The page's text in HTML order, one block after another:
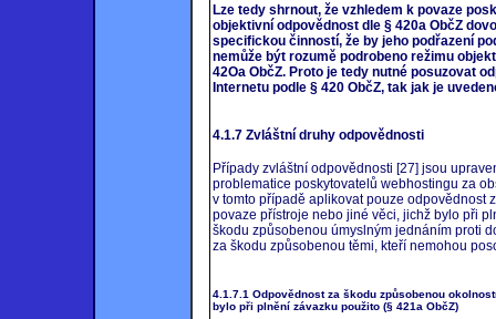
Lze tedy shrnout, že vzhledem k povaze
objektivní odpovědnost dle § 420a ObčZ
specifickou činností, že by jeho podřazení
nemůže být rozumě podrobeno režimu
42Oa ObčZ. Proto je tedy nutné posuzovat
Internetu podle § 420 ObčZ, tak jak je
4.1.7 Zvláštní druhy odpovědnosti
Případy zvláštní odpovědnosti [27] jsou
problematice poskytovatelů webhostingu za
v tomto případě aplikovat pouze odpovědnost
povaze přístroje nebo jiné věci, jichž bylo při
škodu způsobenou úmyslným jednáním proti
za škodu způsobenou těmi, kteří nemohou
4.1.7.1 Odpovědnost za škodu způsobenou
bylo při plnění závazku použito (§ 421a ObčZ)